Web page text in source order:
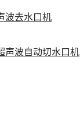
波去水口机
声波自动切水口机